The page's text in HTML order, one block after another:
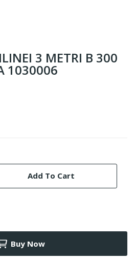
3 METRI B 300
1030006
Add To Cart
Buy Now